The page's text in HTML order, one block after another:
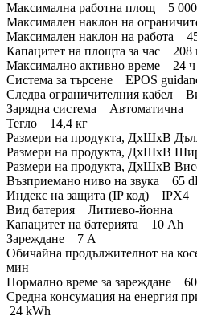
Максимална работна площ 5
Максимален наклон на
Максимален наклон на работа
Капацитет на площта за час 208
Максимално активно време 24 ч
Система за търсене EPOS
Следва ограничителния кабел
Зарядна система Автоматична
Тегло 14,4 кг
Размери на продукта, ДxШxВ
Размери на продукта, ДxШxВ
Размери на продукта, ДxШxВ
Възприемано ниво на звука 65
Индекс на защита (IP код) IPX4
Вид батерия Литиево-йонна
Капацитет на батерията 10 Ah
Зареждане 7 А
Обичайна продължителнот на
мин
Нормално време за зареждане
Средна консумация на енергия
24 kWh